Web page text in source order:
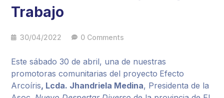
Trabajo
30/04/2022 0 Comments
Este sábado 30 de abril, una de nuestras
promotoras comunitarias del proyecto Efecto
Arcoíris, Lcda. Jhandriela Medina, Presidenta de la